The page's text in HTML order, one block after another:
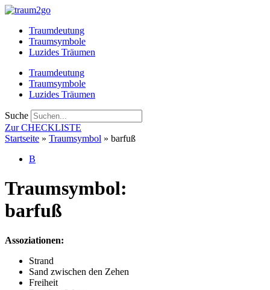
Zum
springenTraumdeutung
Traumsymbole
Luzides Träumen
Traumdeutung
Traumsymbole
Luzides Träumen
Suche
Zur CHECKLISTE
Startseite » Traumsymbol » barfuß
B
Traumsymbol:
barfuß
Assoziationen:
Strand
Sand zwischen den Zehen
Freiheit